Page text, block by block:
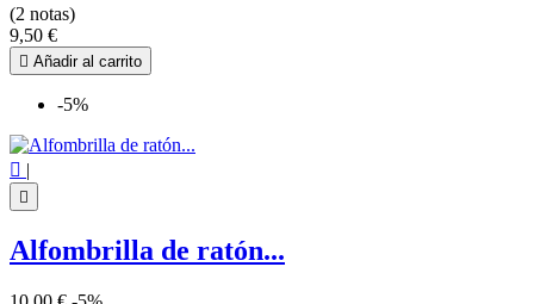
(2 notas)
9,50 €
 Añadir al carrito
-5%
 |

Alfombrilla de ratón...